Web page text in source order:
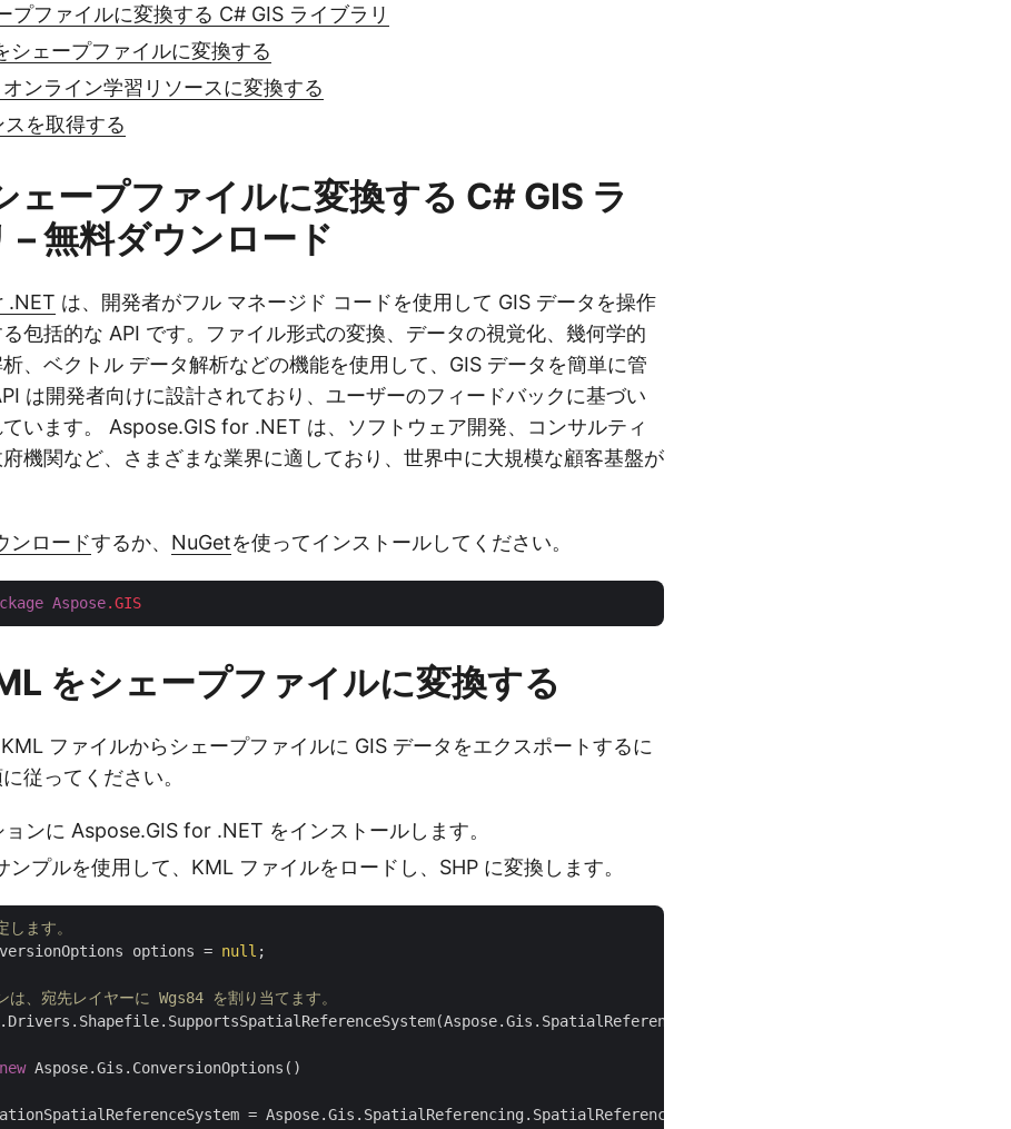
プファイルに変換する C# GIS ライブラリ
シェープファイルに変換する
ンライン学習リソースに変換する
を取得する
ェープファイルに変換する C# GIS ラ
– 無料ダウンロード
.NET は、開発者がフル マネージド コードを使用して GIS データを操作
包括的な API です。ファイル形式の変換、データの視覚化、幾何学的
、ベクトル データ解析などの機能を使用して、GIS データを簡単に管
は開発者向けに設計されており、ユーザーのフィードバックに基づい
います。 Aspose.GIS for .NET は、ソフトウェア開発、コンサルティ
機関など、さまざまな業界に適しており、世界中に大規模な顧客基盤が
ンロードするか、 NuGetを使ってインストールしてください。
Aspose.GIS
をシェープファイルに変換する
ファイルからシェープファイルに GIS データをエクスポートするに
従ってください。
ンに Aspose.GIS for .NET をインストールします。
ンプルを使用して、KML ファイルをロードし、SHP に変換します。
ます。
options = null ;
、宛先レイヤーに Wgs84 を割り当てます。
new Aspose.Gis.ConversionOptions()
= Aspose.Gis.SpatialReferencing.SpatialReferenceSystem.Wgs84,